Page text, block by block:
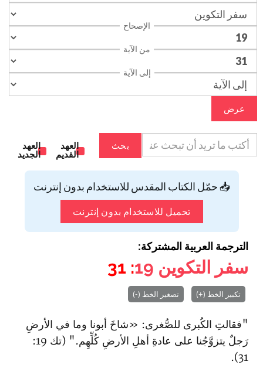
الإصحاح
من الآية
إلى الآية
عرض
بحث
العهد
القديم
العهد
الجديد
📥 حمّل الكتاب المقدس للاستخدام بدون إنترنت
تحميل للاستخدام بدون إنترنت
الترجمة العربية المشتركة:
سفر التكوين 19
: 31
تكبير الخط (+) تصغير الخط (-)
"فقالتِ الكُبرى للصُّغرى: «شاخَ أبونا وما في الأرضِ
رَجلٌ يتزوَّجُنا على عادةِ أهلِ الأرضِ كُلِّهِم." (تك 19:
31).